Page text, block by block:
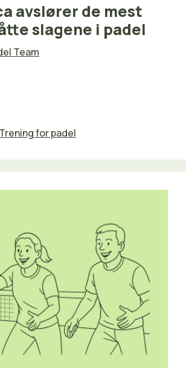
avslører de mest
slagene i padel
Team
Trening for padel